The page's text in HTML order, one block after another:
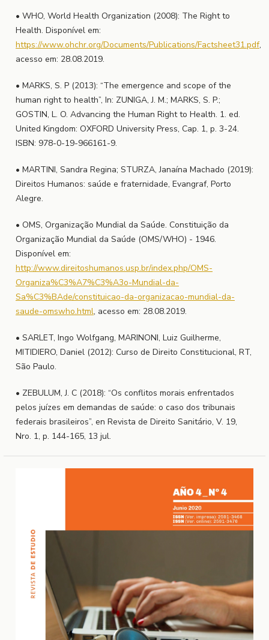
• WHO, World Health Organization (2008): The Right to
Health. Disponível em:
https://www.ohchr.org/Documents/Publications/Factsheet31.pdf,
acesso em: 28.08.2019.
• MARKS, S. P (2013): “The emergence and scope of the
human right to health”, In: ZUNIGA, J. M.; MARKS, S. P.;
GOSTIN, L. O. Advancing the Human Right to Health. 1. ed.
United Kingdom: OXFORD University Press, Cap. 1, p. 3-24.
ISBN: 978-0-19-966161-9.
• MARTINI, Sandra Regina; STURZA, Janaína Machado (2019):
Direitos Humanos: saúde e fraternidade, Evangraf, Porto
Alegre.
• OMS, Organização Mundial da Saúde. Constituição da
Organização Mundial da Saúde (OMS/WHO) - 1946.
Disponível em:
http://www.direitoshumanos.usp.br/index.php/OMS-
Organiza%C3%A7%C3%A3o-Mundial-da-
Sa%C3%BAde/constituicao-da-organizacao-mundial-da-
saude-omswho.html, acesso em: 28.08.2019.
• SARLET, Ingo Wolfgang, MARINONI, Luiz Guilherme,
MITIDIERO, Daniel (2012): Curso de Direito Constitucional, RT,
São Paulo.
• ZEBULUM, J. C (2018): “Os conflitos morais enfrentados
pelos juízes em demandas de saúde: o caso dos tribunais
federais brasileiros”, en Revista de Direito Sanitário, V. 19,
Nro. 1, p. 144-165, 13 jul.